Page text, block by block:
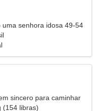
uma senhora idosa 49-54
sincero para caminhar
(154 libras)